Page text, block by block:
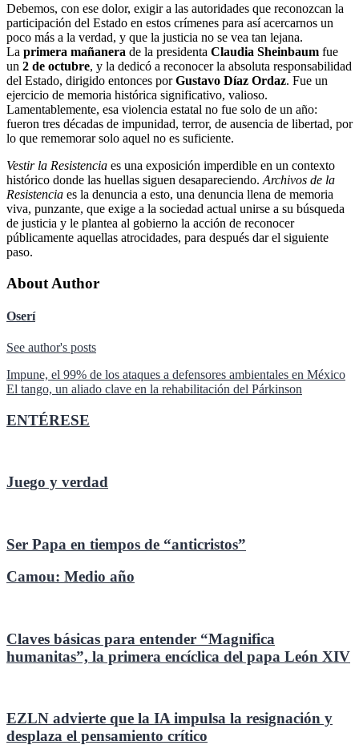
Debemos, con ese dolor, exigir a las autoridades que reconozcan la
participación del Estado en estos crímenes para así acercarnos un
poco más a la verdad, y que la justicia no se vea tan lejana.
La primera mañanera de la presidenta Claudia Sheinbaum fue
un 2 de octubre, y la dedicó a reconocer la absoluta responsabilidad
del Estado, dirigido entonces porGustavo Díaz Ordaz. Fue un
ejercicio de memoria histórica significativo, valioso.
Lamentablemente, esa violencia estatal no fue solo de un año:
fueron tres décadas de impunidad, terror, de ausencia de libertad, por
lo que rememorar solo aquel no es suficiente.
Vestir la Resistencia es una exposición imperdible en un contexto
histórico donde las huellas siguen desapareciendo. Archivos de la
Resistencia es la denuncia a esto, una denuncia llena de memoria
viva, punzante, que exige a la sociedad actual unirse a su búsqueda
de justicia y le plantea al gobierno la acción de reconocer
públicamente aquellas atrocidades, para después dar el siguiente
paso.
About Author
Oserí
See author's posts
Navegación
de
entradas
Impune, el 99% de los ataques a defensores ambientales en México
El tango, un aliado clave en la rehabilitación del Párkinson
ENTÉRESE
Juego y verdad
Ser Papa en tiempos de “anticristos”
Camou: Medio año
Claves básicas para entender “Magnifica
humanitas”, la primera encíclica del papa León XIV
EZLN advierte que la IA impulsa la resignación y
desplaza el pensamiento crítico